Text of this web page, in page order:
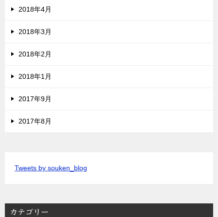
2018年4月
2018年3月
2018年2月
2018年1月
2017年9月
2017年8月
Tweets by souken_blog
カテゴリー